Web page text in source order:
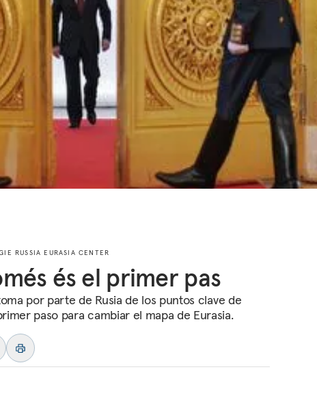
RUSSIA EURASIA CENTER
és el primer pas
por parte de Rusia de los puntos clave de
paso para cambiar el mapa de Eurasia.